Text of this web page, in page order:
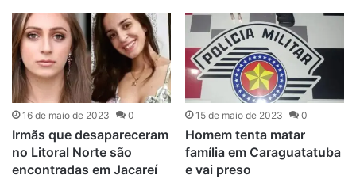
16 de maio de 2023 0
Irmãs que desapareceram
no Litoral Norte são
encontradas em Jacareí
15 de maio de 2023 0
Homem tenta matar
família em Caraguatatuba
e vai preso